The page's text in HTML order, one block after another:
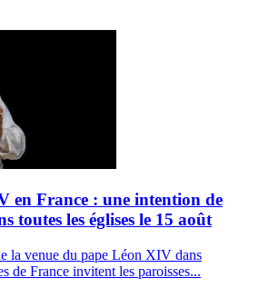
en France : une intention de
toutes les églises le 15 août
la venue du pape Léon XIV dans
de France invitent les paroisses...